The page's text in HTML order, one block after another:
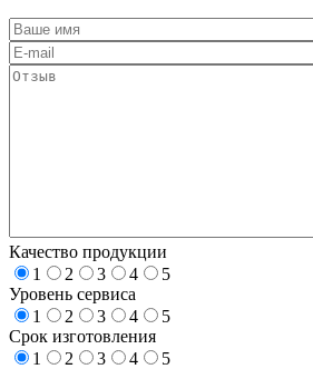
Качество продукции
1
2 3 4
5
Уровень сервиса
1
2 3 4
5
Срок изготовления
1
2 3 4
5